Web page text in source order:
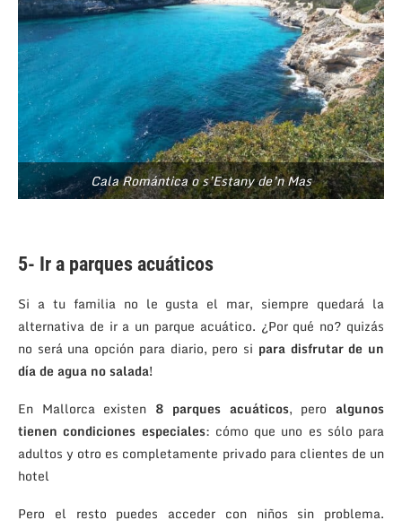
Cala Romántica o s’Estany de’n Mas
5- Ir a parques acuáticos
Si a tu familia no le gusta el mar, siempre quedará la
alternativa de ir a un parque acuático. ¿Por qué no? quizás
no será una opción para diario, pero si para disfrutar de un
día de agua no salada!
En Mallorca existen 8 parques acuáticos, peroalgunos
tienen condiciones especiales: cómo que uno es sólo para
adultos y otro es completamente privado para clientes de un
hotel
Pero el resto puedes acceder con niños sin problema.